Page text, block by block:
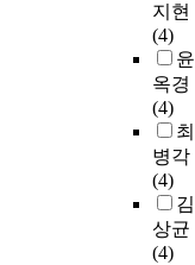
지현
(4)
윤
옥경
(4)
최
병각
(4)
김
상균
(4)